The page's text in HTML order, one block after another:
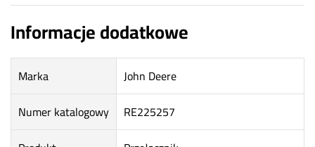
Informacje dodatkowe
Marka
John Deere
Numer katalogowy
RE225257